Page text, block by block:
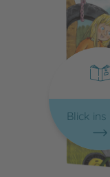
Blick ins